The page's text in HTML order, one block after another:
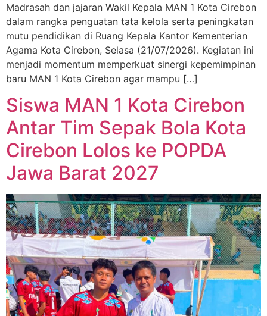
Madrasah dan jajaran Wakil Kepala MAN 1 Kota Cirebon
dalam rangka penguatan tata kelola serta peningkatan
mutu pendidikan di Ruang Kepala Kantor Kementerian
Agama Kota Cirebon, Selasa (21/07/2026). Kegiatan ini
menjadi momentum memperkuat sinergi kepemimpinan
baru MAN 1 Kota Cirebon agar mampu […]
Siswa MAN 1 Kota Cirebon
Antar Tim Sepak Bola Kota
Cirebon Lolos ke POPDA
Jawa Barat 2027